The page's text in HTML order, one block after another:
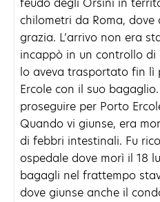
chilometri da Roma,
grazia. L’arrivo non era
incappò in un controllo
lo aveva trasportato fin lì
Ercole con il suo
proseguire per Porto
Quando vi giunse, era
di febbri intestinali. Fu
ospedale dove morì il 18
bagagli nel frattempo
dove giunse anche il